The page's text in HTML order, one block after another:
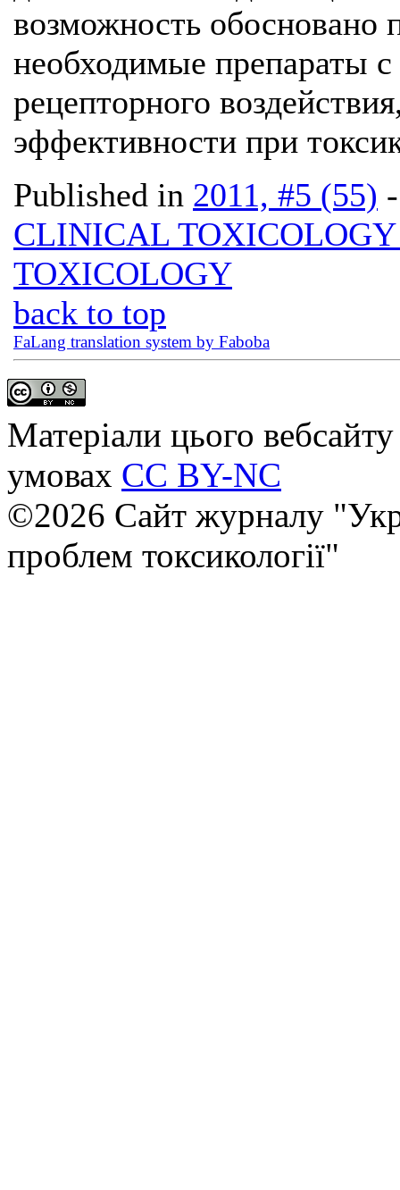
возможность обосновано
необходимые препараты
рецепторного
эффективности при
Published in 2011, #5 (55)
CLINICAL
TOXICOLOGY
back to top
FaLang translation system by Faboba
Матеріали цього
умовах CC BY-NC
©2026 Сайт журналу
проблем токсикології"